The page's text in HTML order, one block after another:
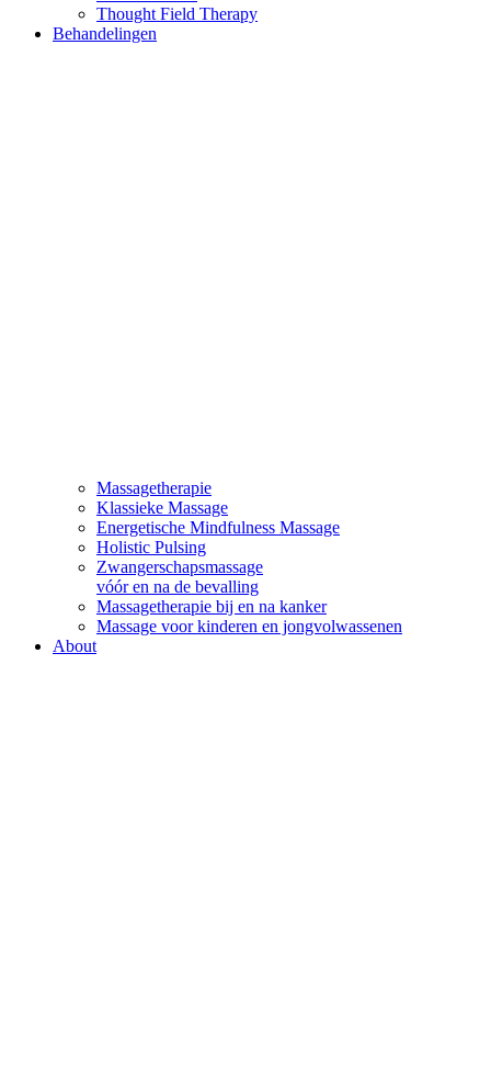
Thought Field Therapy
Behandelingen
Massagetherapie
Klassieke Massage
Energetische Mindfulness Massage
Holistic Pulsing
Zwangerschapsmassage
vóór en na de bevalling
Massagetherapie bij en na kanker
Massage voor kinderen en jongvolwassenen
About